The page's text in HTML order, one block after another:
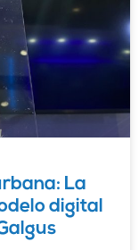
La
digital